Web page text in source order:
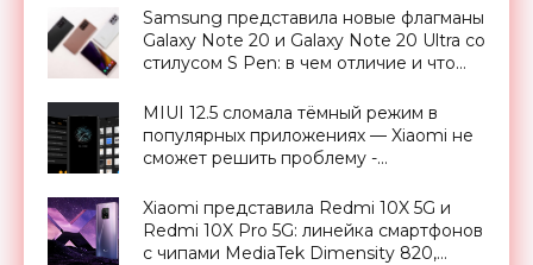
«Смартфоны»
Samsung представила новые флагманы
Galaxy Note 20 и Galaxy Note 20 Ultra со
стилусом S Pen: в чем отличие и что
MIUI 12.5 сломала тёмный режим в
популярных приложениях — Xiaomi не
сможет решить проблему -
Xiaomi представила Redmi 10X 5G и
Redmi 10X Pro 5G: линейка смартфонов
с чипами MediaTek Dimensity 820,